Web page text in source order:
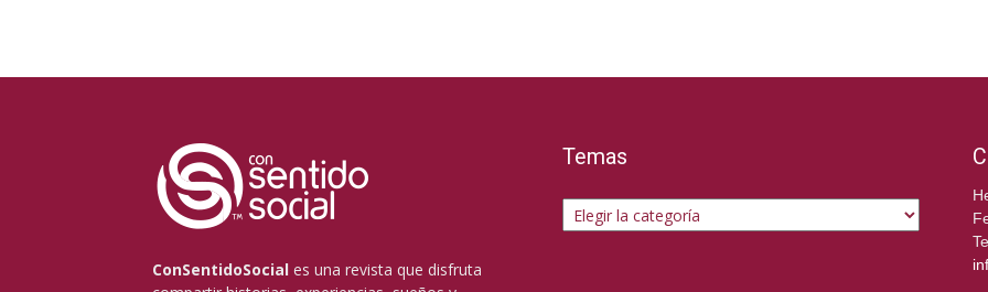
ConSentidoSocial es una revista que disfruta
Temas
Temas